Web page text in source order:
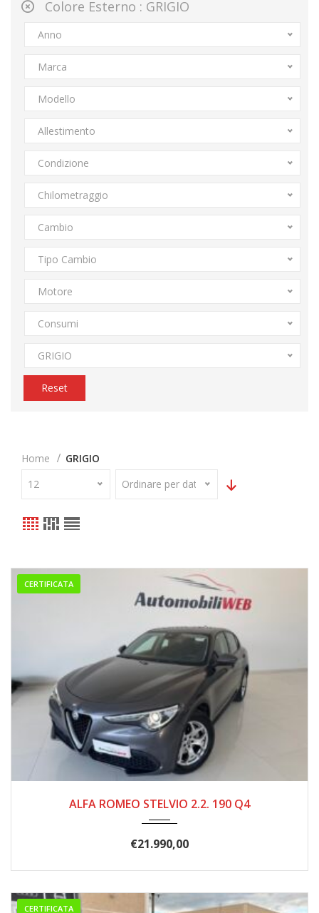
Colore Esterno : GRIGIO
Anno
Marca
Modello
Allestimento
Condizione
Chilometraggio
Cambio
Tipo Cambio
Motore
Consumi
GRIGIO
Reset
Home
GRIGIO
12
Ordinare per data
CERTIFICATA
ALFA ROMEO STELVIO 2.2. 190 Q4
€21.990,00
CERTIFICATA